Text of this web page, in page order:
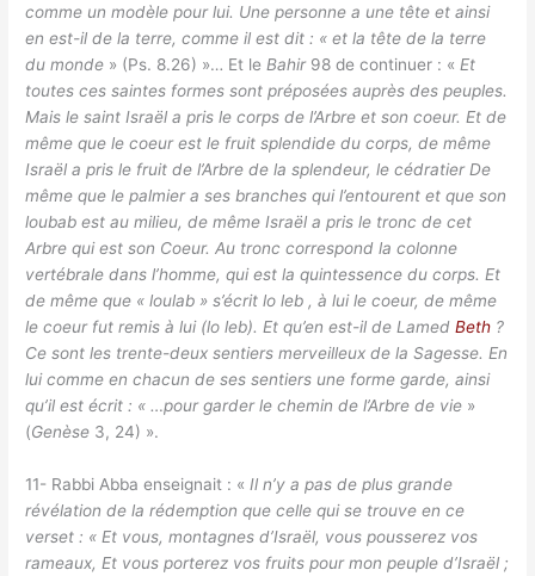
comme un modèle pour lui. Une personne a une tête et ainsi
en est-il de la terre, comme il est dit : « et la tête de la terre
du monde » (Ps. 8.26) »… Et le Bahir98 de continuer : « Et
toutes ces saintes formes sont préposées auprès des peuples.
Mais le saint Israël a pris le corps de l’Arbre et son coeur. Et de
même que le coeur est le fruit splendide du corps, de même
Israël a pris le fruit de l’Arbre de la splendeur, le cédratier De
même que le palmier a ses branches qui l’entourent et que son
loubab est au milieu, de même Israël a pris le tronc de cet
Arbre qui est son Coeur. Au tronc correspond la colonne
vertébrale dans l’homme, qui est la quintessence du corps. Et
de même que « loulab » s’écrit lo leb , à lui le coeur, de même
le coeur fut remis à lui (lo leb). Et qu’en est-il de LamedBeth ?
Ce sont les trente-deux sentiers merveilleux de la Sagesse. En
lui comme en chacun de ses sentiers une forme garde, ainsi
qu’il est écrit : « …pour garder le chemin de l’Arbre de vie »
(Genèse 3, 24) ».
11- Rabbi Abba enseignait : « Il n’y a pas de plus grande
révélation de la rédemption que celle qui se trouve en ce
verset : « Et vous, montagnes d’Israël, vous pousserez vos
rameaux, Et vous porterez vos fruits pour mon peuple d’Israël ;